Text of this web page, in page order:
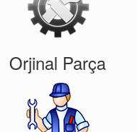
Orjinal Parça